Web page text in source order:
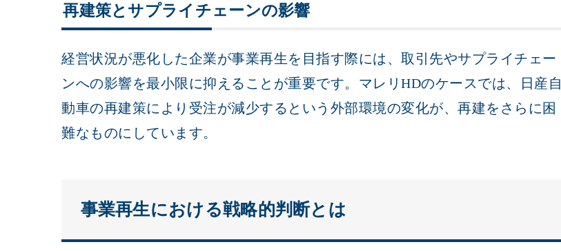
再建策とサプライチェーンの影響
経営状況が悪化した企業が事業再生を目指す際には、取引先やサプライチェー
ンへの影響を最小限に抑えることが重要です。マレリHDのケースでは、日産自
動車の再建策により受注が減少するという外部環境の変化が、再建をさらに困
難なものにしています。
事業再生における戦略的判断とは